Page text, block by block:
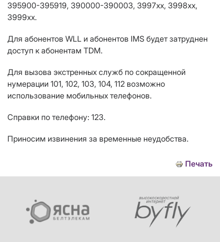
395900-395919, 390000-390003, 3997хх, 3998хх,
3999хх.
Для абонентов WLL и абонентов IMS будет затруднен
доступ к абонентам TDM.
Для вызова экстренных служб по сокращенной
нумерации 101, 102, 103, 104, 112 возможно
использование мобильных телефонов.
Справки по телефону: 123.
Приносим извинения за временные неудобства.
Печать